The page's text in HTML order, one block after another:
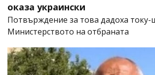
оказа украински
Потвърждение за това дадоха
Министерството на отбраната